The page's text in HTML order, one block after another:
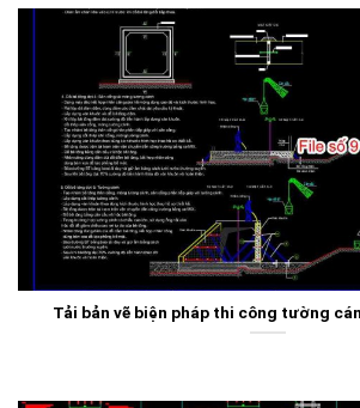
Tải bản vẽ biện pháp thi công tường